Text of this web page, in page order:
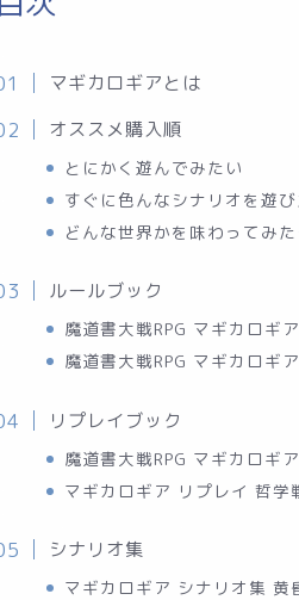
マギカロギアとは
オススメ購入順
とにかく遊んでみたい
すぐに色んなシナリオを遊
どんな世界かを味わってみ
ルールブック
魔道書大戦RPG マギカロギ
魔道書大戦RPG マギカロギ
リプレイブック
魔道書大戦RPG マギカロギ
マギカロギア リプレイ 哲学
シナリオ集
マギカロギア シナリオ集 黄